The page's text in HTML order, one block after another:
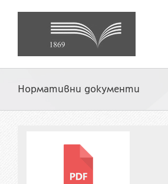
Нормативни документи